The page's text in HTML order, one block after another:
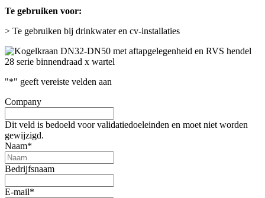
Te gebruiken voor:
> Te gebruiken bij drinkwater en cv-installaties
"*" geeft vereiste velden aan
Company
Dit veld is bedoeld voor validatiedoeleinden en moet niet worden
gewijzigd.
Naam*
Bedrijfsnaam
E-mail*